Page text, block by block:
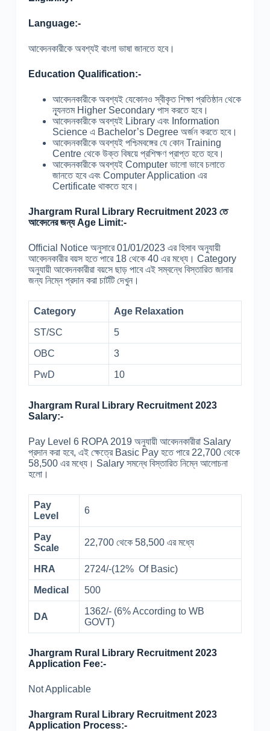
Language:-
আবেদনকারীকে অবশ্যই বাংলা ভাষা জানতে হবে।
Education Qualification:-
আবেদনকারীকে অবশ্যই যেকোনও স্বীকৃত শিক্ষা প্রতিষ্ঠান থেকে
ন্যূনতম Higher Secondary পাস করতে হবে।
আবেদনকারীকে অবশ্যই Library এবং Information
Science এ Bachelor’s Degree অর্জন করতে হবে।
আবেদনকারীকে অবশ্যই পশ্চিমবঙ্গের যে কোন Training
Centre থেকে উক্ত বিষয়ে প্রশিক্ষণ প্রাপ্ত হতে হবে।
আবেদনকারীকে অবশ্যই Computer ভালো ভাবে চলাতে
জানতে হবে এবং Computer Application এর
Certificate থাকতে হবে।
Jhargram Rural Library Recruitment 2023 তে
আবেদনের জন্য Age Limit:-
Official Notice অনুসারে 01/01/2023 এর হিসাব অনুযায়ী
আবেদনকারীর বয়স হতে পারে 18 থেকে 40 এর মধ্যে। Category
অনুযায়ী আবেদনকারীরা বয়সে ছাড় পাবে এই সম্বন্ধে বিস্তারিত জানার
জন্য নিম্নে প্রদান করা চার্টটি দেখুন।
Category Age Relaxation
ST/SC 5
OBC 3
PwD 10
Jhargram Rural Library Recruitment 2023
Salary:-
Pay Level 6 ROPA 2019 অনুযায়ী আবেদনকারীরা Salary
প্রদান করা হবে, এই ক্ষেত্রে Basic Pay হতে পারে 22,700 থেকে
58,500 এর মধ্যে। Salary সমন্ধে বিস্তারিত নিম্নে আলোচনা
হলো।
Pay
Level
6
Pay
Scale
22,700 থেকে 58,500 এর মধ্যে
HRA 2724/-(12% Of Basic)
Medical 500
DA
1362/- (6% According to WB
GOVT)
Jhargram Rural Library Recruitment 2023
Application Fee:-
Not Applicable
Jhargram Rural Library Recruitment 2023
Application Process:-